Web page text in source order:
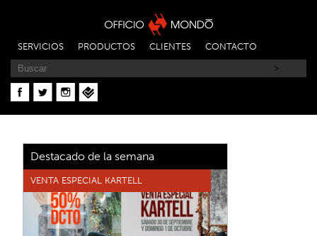
SERVICIOS PRODUCTOS CLIENTES CONTACTO
Destacado de la semana
VENTA ESPECIAL KARTELL